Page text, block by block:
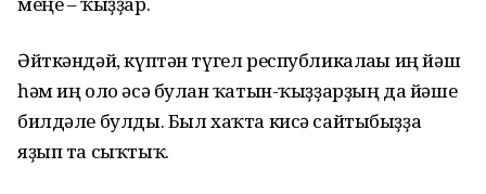
Әйткәндәй, күптән түгел республикалағы иң йәш
һәм иң оло әсә булған ҡатын-ҡыҙҙарҙың да йәше
билдәле булды. Был хаҡта кисә сайтыбыҙҙа
яҙып та сыҡтыҡ.